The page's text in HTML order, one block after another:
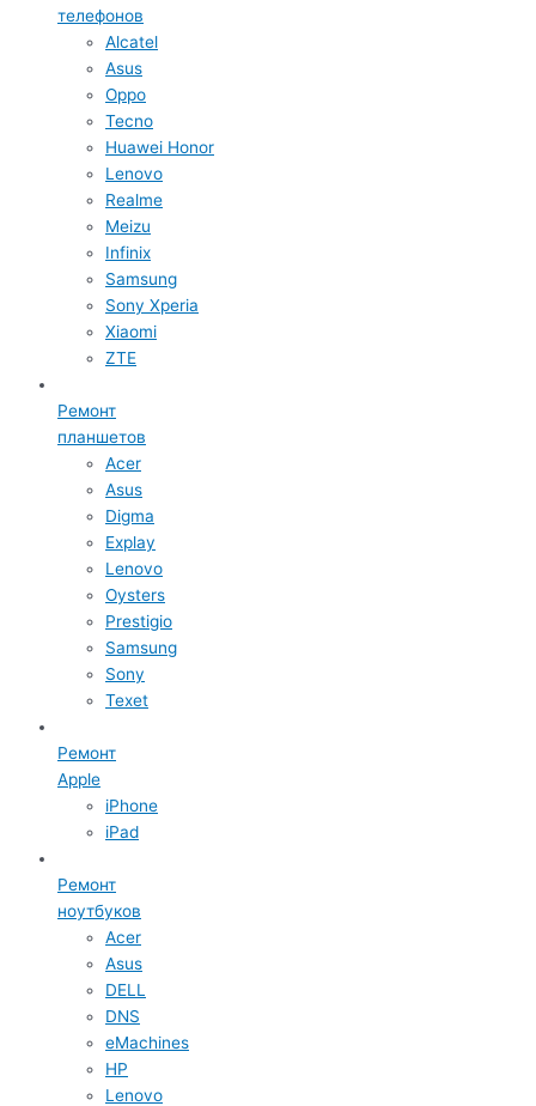
телефонов
Alcatel
Asus
Oppo
Tecno
Huawei Honor
Lenovo
Realme
Meizu
Infinix
Samsung
Sony Xperia
Xiaomi
ZTE
Ремонт
планшетов
Acer
Asus
Digma
Explay
Lenovo
Oysters
Prestigio
Samsung
Sony
Texet
Ремонт
Apple
iPhone
iPad
Ремонт
ноутбуков
Acer
Asus
DELL
DNS
eMachines
HP
Lenovo